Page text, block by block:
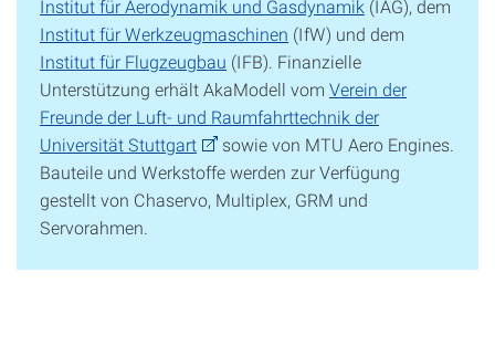
Institut für Aerodynamik und Gasdynamik (IAG), dem
Institut für Werkzeugmaschinen (IfW) und dem
Institut für Flugzeugbau (IFB). Finanzielle
Unterstützung erhält AkaModell vom Verein der
Freunde der Luft- und Raumfahrttechnik der
Universität Stuttgart
sowie von MTU Aero Engines.
Bauteile und Werkstoffe werden zur Verfügung
gestellt von Chaservo, Multiplex, GRM und
Servorahmen.